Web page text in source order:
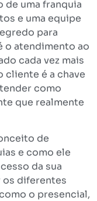
de uma franquia
e uma equipe
para
o atendimento ao
cada vez mais
cliente é a chave
como
que realmente
de
e como ele
da sua
os diferentes
o presencial,